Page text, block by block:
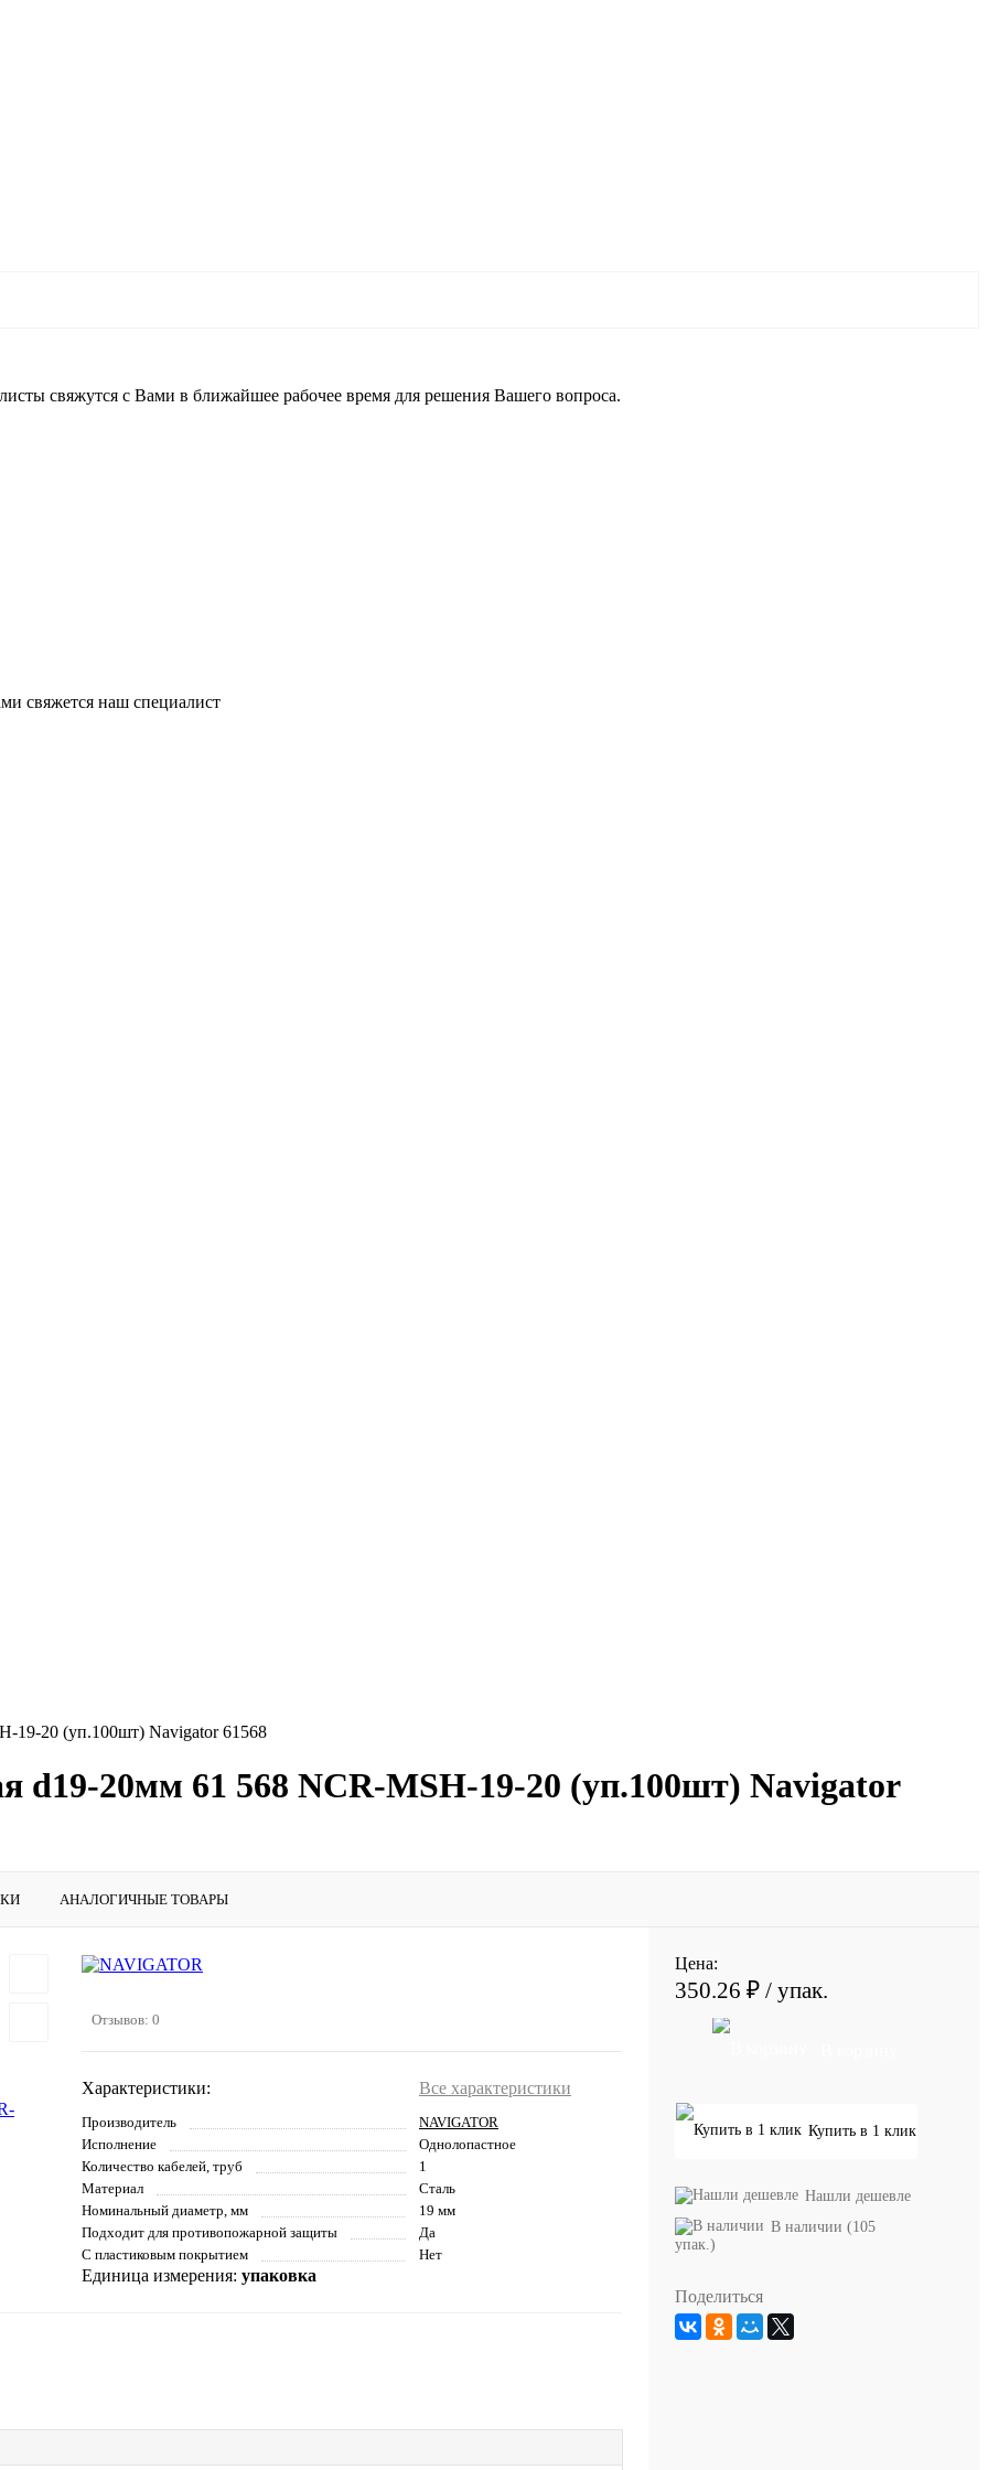
свяжутся с Вами в ближайшее рабочее время для решения Вашего вопроса.
свяжется наш специалист
19-20 (уп.100шт) Navigator 61568
d19-20мм 61 568 NCR-MSH-19-20 (уп.100шт) Navigator
АНАЛОГИЧНЫЕ ТОВАРЫ
Отзывов: 0
Характеристики: Все характеристики
Производитель
NAVIGATOR
Исполнение
Однолопастное
Количество кабелей, труб
1
Материал
Сталь
Номинальный диаметр, мм
19 мм
Подходит для противопожарной защиты
Да
С пластиковым покрытием
Нет
Единица измерения: упаковка
Цена:
350.26 ₽ / упак.
Купить в 1 клик
Нашли дешевле
В наличии (105
упак.)
Поделиться